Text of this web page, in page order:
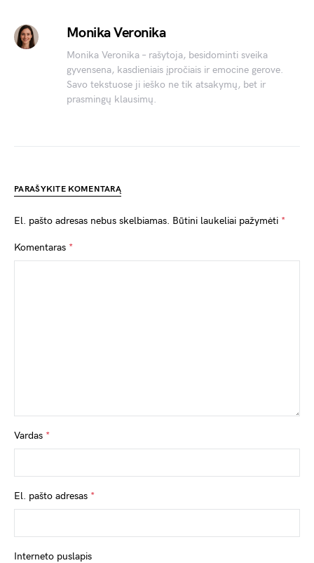
Monika Veronika
Monika Veronika – rašytoja, besidominti sveika
gyvensena, kasdieniais įpročiais ir emocine gerove.
Savo tekstuose ji ieško ne tik atsakymų, bet ir
prasmingų klausimų.
PARAŠYKITE KOMENTARĄ
El. pašto adresas nebus skelbiamas. Būtini laukeliai pažymėti *
Komentaras *
Vardas *
El. pašto adresas *
Interneto puslapis